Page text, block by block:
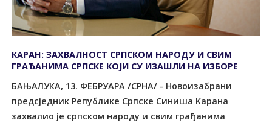
КАРАН: ЗАХВАЛНОСТ СРПСКОМ НАРОДУ И СВИМ
ГРАЂАНИМА СРПСКЕ КОЈИ СУ ИЗАШЛИ НА ИЗБОРЕ
БАЊАЛУКА, 13. ФЕБРУАРА /СРНА/ - Новоизабрани
предсједник Републике Српске Синиша Карана
захвалио је српском народу и свим грађанима